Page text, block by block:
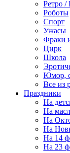
Ретро /
Роботы
Спорт
Ужасы
Фраки
Цирк
Школа
Юмор,
Все из
Праздники
На
На
На
На
На 14
На 23